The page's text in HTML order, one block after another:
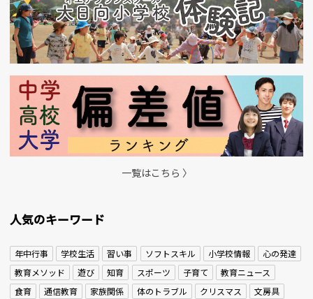
一覧はこちら 〉
人気のキーワード
年中行事 学校生活 習い事 ソフトスキル 小学校情報
心の発達
教育メソッド
遊び 知育 スポーツ 子育て
教育ニュース
食育
通信教育 家族関係 体のトラブル クリスマス
文房具